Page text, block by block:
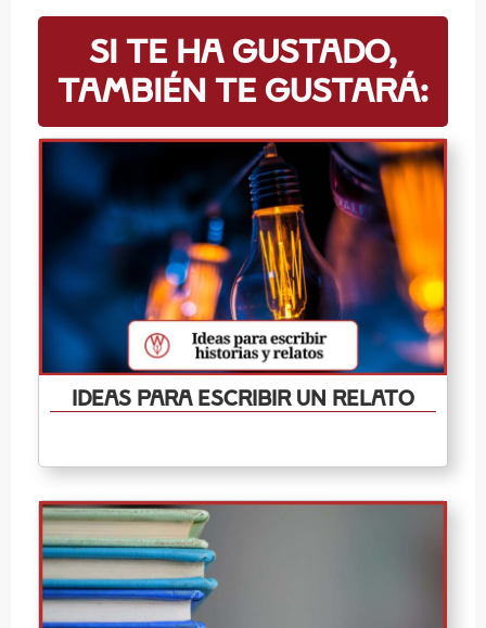
Si te ha gustado,
también te gustará:
Ideas para escribir un relato